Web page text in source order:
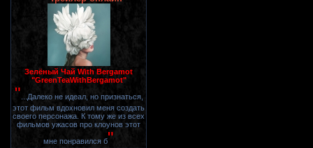
Зелёный Чай With Bergamot
"GreenTeaWithBergamot"
" ...Далеко не идеал, но признаться,
этот фильм вдохновил меня создать
своего персонажа. К тому же из всех
фильмов ужасов про клоунов этот
мне понравился б"